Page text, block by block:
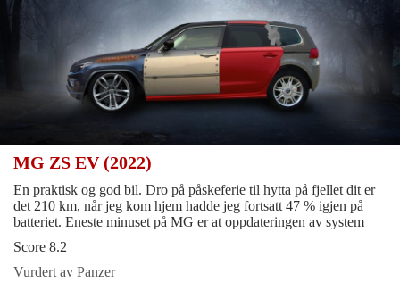
MG ZS EV (2022)
En praktisk og god bil. Dro på påskeferie til hytta på fjellet dit er
det 210 km, når jeg kom hjem hadde jeg fortsatt 47 % igjen på
batteriet. Eneste minuset på MG er at oppdateringen av system
Score 8.2
Vurdert av Panzer